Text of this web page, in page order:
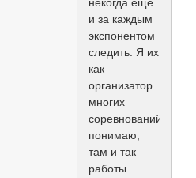
и за каждым
экспонентом
следить. Я их
как
организатор
многих
соревнований
понимаю,
там и так
работы